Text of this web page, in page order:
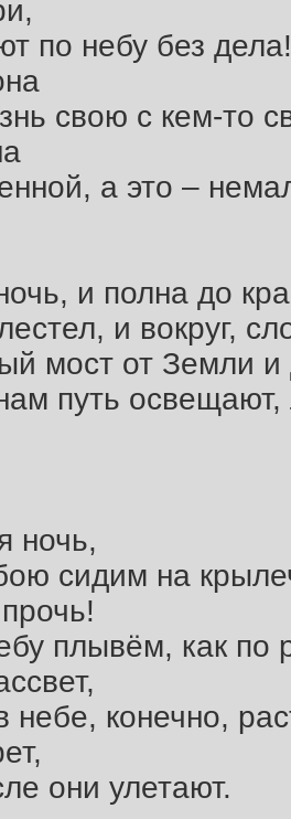
по небу без дела!
свою с кем-то
а это –
и полна до
и вокруг,
мост от Земли
путь
ночь,
сидим на
плывём, как по
небе, конечно,
они улетают.